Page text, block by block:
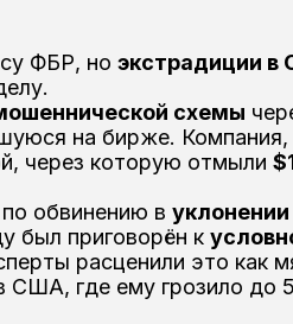
ФБР, но экстрадиции в
схемы
на бирже. Компания,
через которую отмыли
обвинению в
был приговорён к
расценили это как
США, где ему грозило до